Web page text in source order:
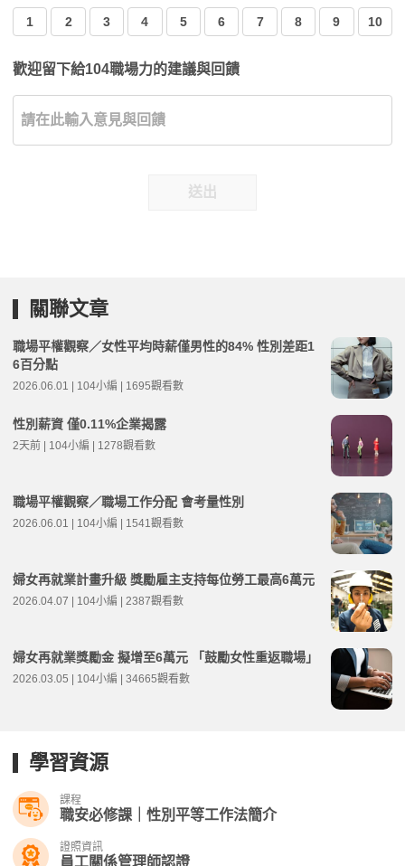
1 2 3 4 5 6 7 8 9 10
歡迎留下給104職場力的建議與回饋
送出
關聯文章
職場平權觀察／女性平均時薪僅男性的84% 性別差距1
6百分點
2026.06.01 | 104小編 | 1695觀看數
性別薪資 僅0.11%企業揭露
2天前 | 104小編 | 1278觀看數
職場平權觀察／職場工作分配 會考量性別
2026.06.01 | 104小編 | 1541觀看數
婦女再就業計畫升級 獎勵雇主支持每位勞工最高6萬元
2026.04.07 | 104小編 | 2387觀看數
婦女再就業獎勵金 擬增至6萬元 「鼓勵女性重返職場」
2026.03.05 | 104小編 | 34665觀看數
學習資源
課程
職安必修課｜性別平等工作法簡介
證照資訊
員工關係管理師認證